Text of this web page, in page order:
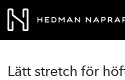
Lätt stretch för